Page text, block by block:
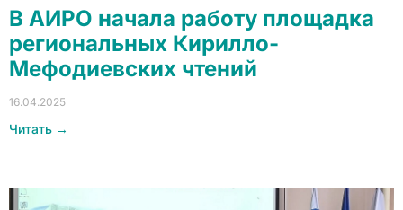
В АИРО начала работу площадка
региональных Кирилло-
Мефодиевских чтений
16.04.2025
Читать →